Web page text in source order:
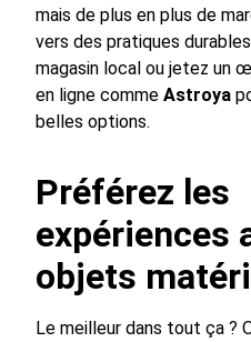
mais de plus en plus de
vers des pratiques
magasin local ou jetez un
en ligne comme Astroya
belles options.
Préférez les
expériences
objets
Le meilleur dans tout ça ?